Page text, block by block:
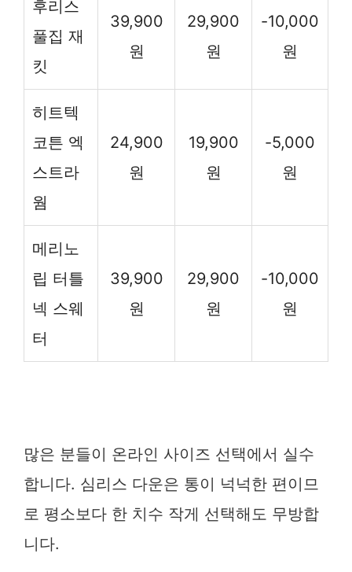
후리스
풀집 재
킷
39,900
원
29,900
원
-10,000
원
히트텍
코튼 엑
스트라
웜
24,900
원
19,900
원
-5,000
원
메리노
립 터틀
넥 스웨
터
39,900
원
29,900
원
-10,000
원
많은 분들이 온라인 사이즈 선택에서 실수
합니다. 심리스 다운은 통이 넉넉한 편이므
로 평소보다 한 치수 작게 선택해도 무방합
니다.